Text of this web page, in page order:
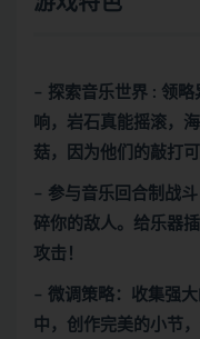
– 探索音乐世界 : 领
响，岩石真能摇滚，
菇，因为他们的敲打可
– 参与音乐回合制战
碎你的敌人。给乐器
攻击！
– 微调策略：收集强
中，创作完美的小节